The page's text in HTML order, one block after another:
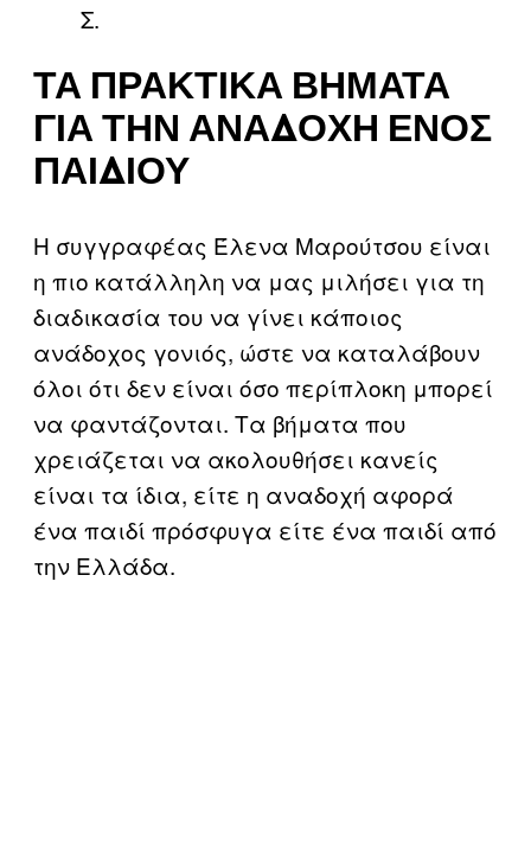
Σ.
ΤΑ ΠΡΑΚΤΙΚΆ ΒΉΜΑΤΑ
ΓΙΑ ΤΗΝ ΑΝΑΔΟΧΉ ΕΝΌΣ
ΠΑΙΔΙΟΎ
Η συγγραφέας Έλενα Μαρούτσου είναι
η πιο κατάλληλη να μας μιλήσει για τη
διαδικασία του να γίνει κάποιος
ανάδοχος γονιός, ώστε να καταλάβουν
όλοι ότι δεν είναι όσο περίπλοκη μπορεί
να φαντάζονται. Τα βήματα που
χρειάζεται να ακολουθήσει κανείς
είναι τα ίδια, είτε η αναδοχή αφορά
ένα παιδί πρόσφυγα είτε ένα παιδί από
την Ελλάδα.